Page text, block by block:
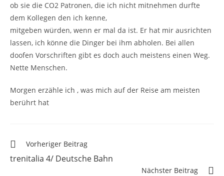
ob sie die CO2 Patronen, die ich nicht mitnehmen durfte
dem Kollegen den ich kenne,
mitgeben würden, wenn er mal da ist. Er hat mir ausrichten
lassen, ich könne die Dinger bei ihm abholen. Bei allen
doofen Vorschriften gibt es doch auch meistens einen Weg.
Nette Menschen.
Morgen erzähle ich , was mich auf der Reise am meisten
berührt hat
Vorheriger Beitrag
trenitalia 4/ Deutsche Bahn
Nächster Beitrag